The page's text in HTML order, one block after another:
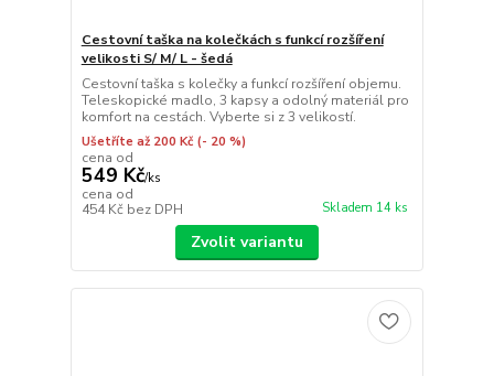
Cestovní taška na kolečkách s funkcí rozšíření
velikosti S/ M/ L - šedá
Cestovní taška s kolečky a funkcí rozšíření objemu.
Teleskopické madlo, 3 kapsy a odolný materiál pro
komfort na cestách. Vyberte si z 3 velikostí.
Ušetříte až 200 Kč (- 20 %)
cena od
549 Kč/ks
cena od
454 Kč bez DPH Skladem 14 ks
Zvolit variantu